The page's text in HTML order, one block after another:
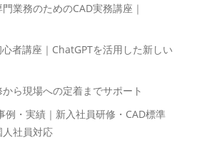
業務のためのCAD実務講座｜
者講座｜ChatGPTを活用した新しい
ら現場への定着までサポート
例・実績｜新入社員研修・CAD標準
人社員対応